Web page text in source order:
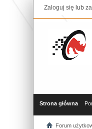
Zaloguj się lub
Strona główna
Forum